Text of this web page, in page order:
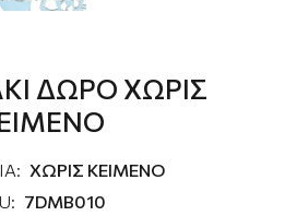
ΔΩΡΟ ΧΩΡΙΣ
ΧΩΡΙΣ ΚΕΙΜΕΝΟ
7DMB010